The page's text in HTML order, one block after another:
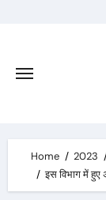
Home 2023
इस विभाग में